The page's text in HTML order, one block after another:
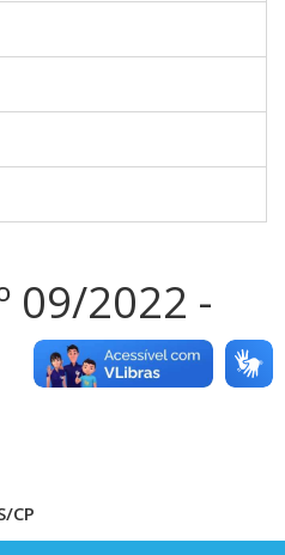
09/2022 -
CP